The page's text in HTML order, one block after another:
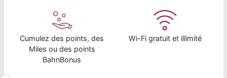
Cumulez des points, des
Miles ou des points
BahnBonus
Wi-Fi gratuit et illimité